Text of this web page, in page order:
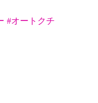
#オートクチ